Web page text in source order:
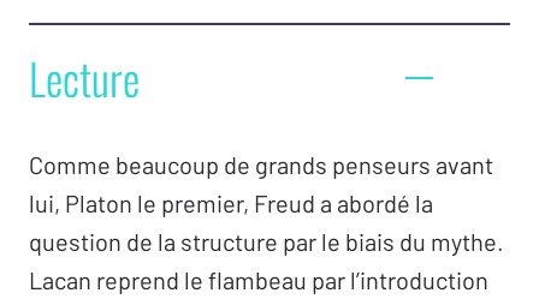
Lecture
Comme beaucoup de grands penseurs avant
lui, Platon le premier, Freud a abordé la
question de la structure par le biais du mythe.
Lacan reprend le flambeau par l’introduction